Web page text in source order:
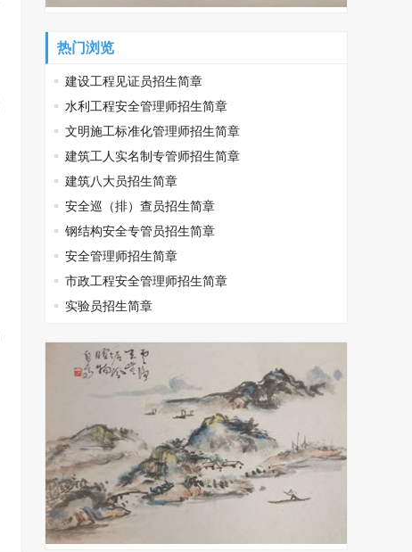
热门浏览
建设工程见证员招生简章
水利工程安全管理师招生简章
文明施工标准化管理师招生简章
建筑工人实名制专管师招生简章
建筑八大员招生简章
安全巡（排）查员招生简章
钢结构安全专管员招生简章
安全管理师招生简章
市政工程安全管理师招生简章
实验员招生简章